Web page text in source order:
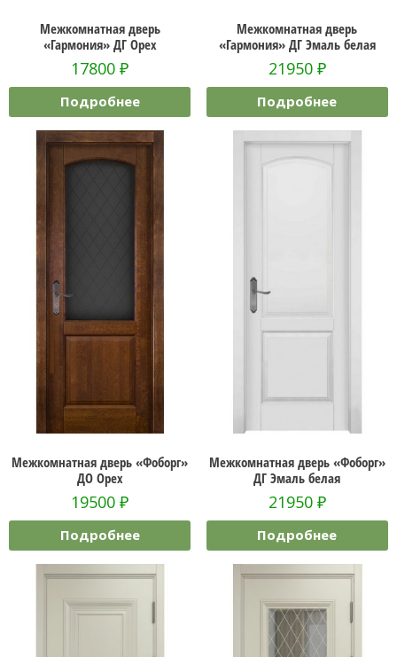
Межкомнатная дверь
«Гармония» ДГ Орех
17800₽
Подробнее
Межкомнатная дверь
«Гармония» ДГ Эмаль белая
21950 ₽
Подробнее
Межкомнатная дверь «Фоборг»
ДО Орех
19500₽
Подробнее
Межкомнатная дверь «Фоборг»
ДГ Эмаль белая
21950 ₽
Подробнее